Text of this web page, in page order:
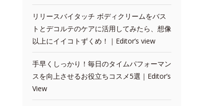
リリースバイタッチ ボディクリームをバス
トとデコルテのケアに活用してみたら、想像
以上にイイコトずくめ！｜Editor’s view
手早くしっかり！毎日のタイムパフォーマン
スを向上させるお役立ちコスメ5選｜Editor’s
View